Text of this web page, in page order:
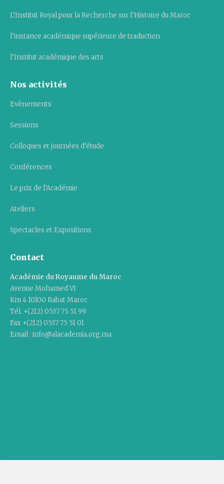
L’Institut Royal pour la Recherche sur l’Histoire du Maroc
l’instance académique supérieure de traduction
l’Institut académique des arts
Nos activités
Evènements
Sessions
Colloques et journées d’étude
Conférences
Le prix de l’Académie
Ateliers
Spectacles et Expositions
Contact
Académie du Royaume du Maroc
Avenue Mohamed VI
Km 4 10100 Rabat Maroc
Tél. +(212) 0537 75 51 99
Fax +(212) 0537 75 51 01
Email : info@alacademia.org.ma